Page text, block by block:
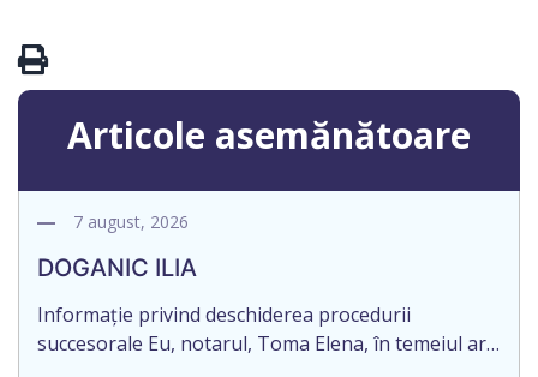
Articole asemănătoare
7 august, 2026
DOGANIC ILIA
Informație privind deschiderea procedurii
succesorale Eu, notarul, Toma Elena, în temeiul art.